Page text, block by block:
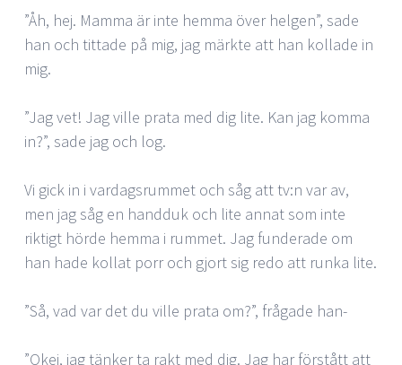
”Åh, hej. Mamma är inte hemma över helgen”, sade
han och tittade på mig, jag märkte att han kollade in
mig.
”Jag vet! Jag ville prata med dig lite. Kan jag komma
in?”, sade jag och log.
Vi gick in i vardagsrummet och såg att tv:n var av,
men jag såg en handduk och lite annat som inte
riktigt hörde hemma i rummet. Jag funderade om
han hade kollat porr och gjort sig redo att runka lite.
”Så, vad var det du ville prata om?”, frågade han-
”Okej, jag tänker ta rakt med dig. Jag har förstått att